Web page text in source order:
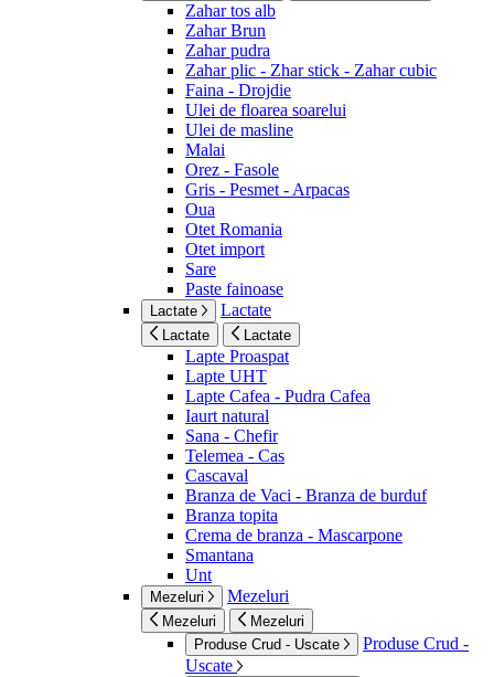
Zahar tos alb
Zahar Brun
Zahar pudra
Zahar plic - Zhar stick - Zahar cubic
Faina - Drojdie
Ulei de floarea soarelui
Ulei de masline
Malai
Orez - Fasole
Gris - Pesmet - Arpacas
Oua
Otet Romania
Otet import
Sare
Paste fainoase
Lactate Lactate
Lactate Lactate
Lapte Proaspat
Lapte UHT
Lapte Cafea - Pudra Cafea
Iaurt natural
Sana - Chefir
Telemea - Cas
Cascaval
Branza de Vaci - Branza de burduf
Branza topita
Crema de branza - Mascarpone
Smantana
Unt
Mezeluri Mezeluri
Mezeluri
Mezeluri
Produse Crud - Uscate
Produse Crud -
Uscate